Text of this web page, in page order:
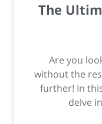
The
Are you
without the
further! In
delve